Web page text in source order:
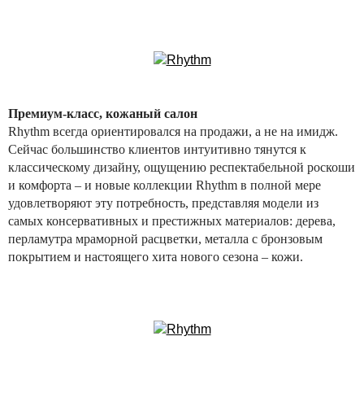
Премиум-класс, кожаный салон
Rhythm всегда ориентировался на продажи, а не на имидж.
Сейчас большинство клиентов интуитивно тянутся к
классическому дизайну, ощущению респектабельной роскоши
и комфорта – и новые коллекции Rhythm в полной мере
удовлетворяют эту потребность, представляя модели из
самых консервативных и престижных материалов: дерева,
перламутра мраморной расцветки, металла с бронзовым
покрытием и настоящего хита нового сезона – кожи.